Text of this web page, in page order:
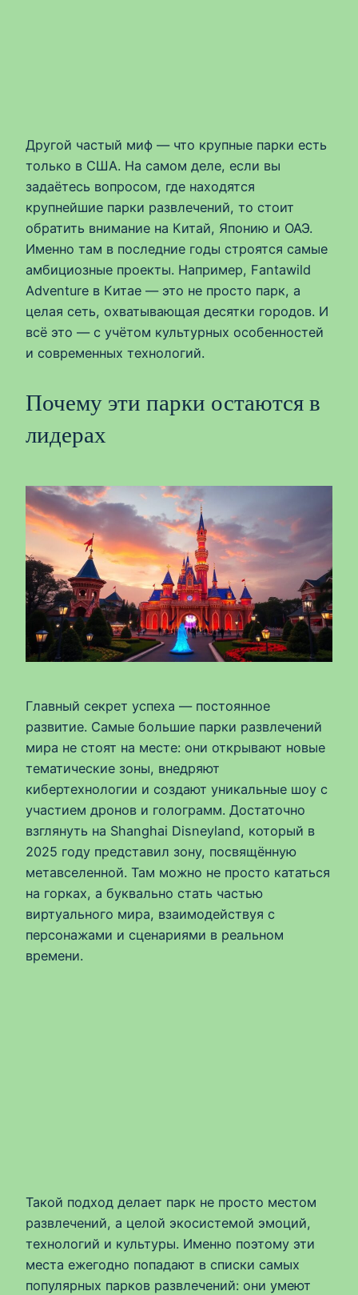
Другой частый миф — что крупные парки есть
только в США. На самом деле, если вы
задаётесь вопросом, где находятся
крупнейшие парки развлечений, то стоит
обратить внимание на Китай, Японию и ОАЭ.
Именно там в последние годы строятся самые
амбициозные проекты. Например, Fantawild
Adventure в Китае — это не просто парк, а
целая сеть, охватывающая десятки городов. И
всё это — с учётом культурных особенностей
и современных технологий.
Почему эти парки остаются в
лидерах
Главный секрет успеха — постоянное
развитие. Самые большие парки развлечений
мира не стоят на месте: они открывают новые
тематические зоны, внедряют
кибертехнологии и создают уникальные шоу с
участием дронов и голограмм. Достаточно
взглянуть на Shanghai Disneyland, который в
2025 году представил зону, посвящённую
метавселенной. Там можно не просто кататься
на горках, а буквально стать частью
виртуального мира, взаимодействуя с
персонажами и сценариями в реальном
времени.
Такой подход делает парк не просто местом
развлечений, а целой экосистемой эмоций,
технологий и культуры. Именно поэтому эти
места ежегодно попадают в списки самых
популярных парков развлечений: они умеют